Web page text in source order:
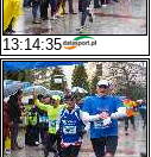
13:14:35